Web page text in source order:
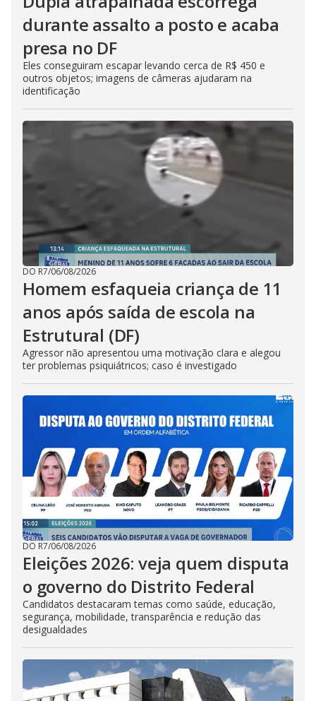
durante assalto a posto e acaba
presa no DF
Eles conseguiram escapar levando cerca de R$ 450 e
outros objetos; imagens de câmeras ajudaram na
identificação
DO R7/06/08/2026
Homem esfaqueia criança de 11
anos após saída de escola na
Estrutural (DF)
Agressor não apresentou uma motivação clara e alegou
ter problemas psiquiátricos; caso é investigado
DO R7/06/08/2026
Eleições 2026: veja quem disputa
o governo do Distrito Federal
Candidatos destacaram temas como saúde, educação,
segurança, mobilidade, transparência e redução das
desigualdades